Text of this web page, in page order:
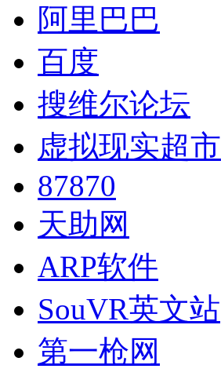
阿里巴巴
百度
搜维尔论坛
虚拟现实超市
87870
天助网
ARP软件
SouVR英文站
第一枪网